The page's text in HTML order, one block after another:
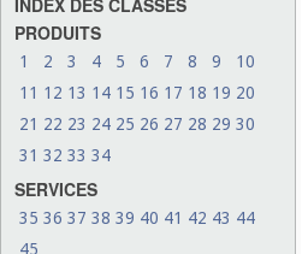
INDEX DES CLASSES
PRODUITS
1 2 3 4 5 6 7 8 9
10
11 12 13 14 15 16 17 18 19 20
21 22 23 24 25 26 27 28 29 30
31 32 33 34
SERVICES
35 36 37 38 39 40 41 42 43 44
45